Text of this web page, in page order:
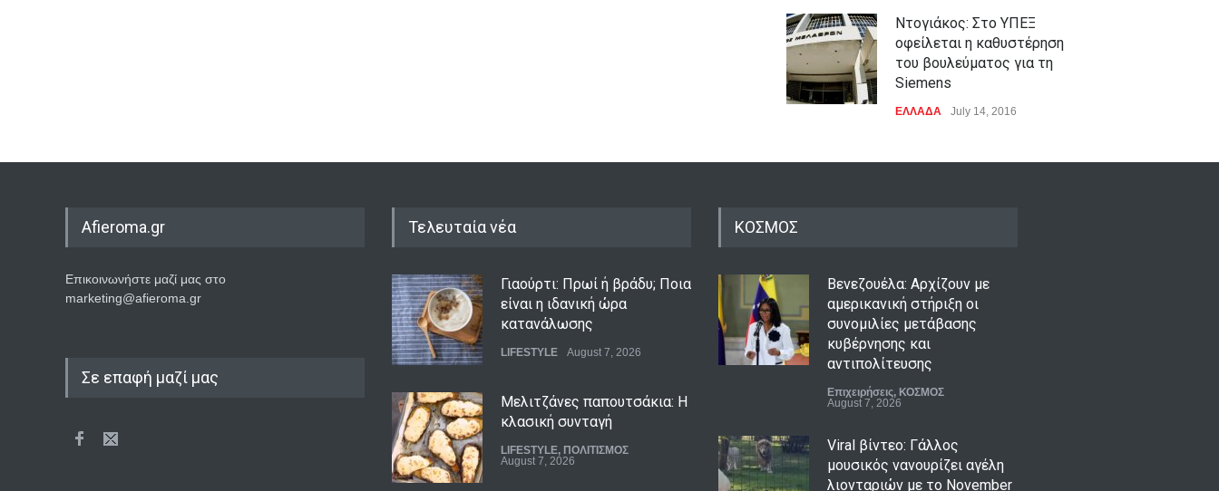
Ντογιάκος: Στο ΥΠΕΞ
οφείλεται η καθυστέρηση
του βουλεύματος για τη
Siemens
ΕΛΛΑΔΑ July 14, 2016
Afieroma.gr
Επικοινωνήστε μαζί μας στο
marketing@afieroma.gr
Σε επαφή μαζί μας
Τελευταία νέα
Γιαούρτι: Πρωί ή βράδυ; Ποια
είναι η ιδανική ώρα
κατανάλωσης
LIFESTYLE August 7, 2026
Μελιτζάνες παπουτσάκια: Η
κλασική συνταγή
LIFESTYLE, ΠΟΛΙΤΙΣΜΟΣ
August 7, 2026
ΚΟΣΜΟΣ
Βενεζουέλα: Αρχίζουν με
αμερικανική στήριξη οι
συνομιλίες μετάβασης
κυβέρνησης και
αντιπολίτευσης
Επιχειρήσεις, ΚΟΣΜΟΣ
August 7, 2026
Viral βίντεο: Γάλλος
μουσικός νανουρίζει αγέλη
λιονταριών με το November